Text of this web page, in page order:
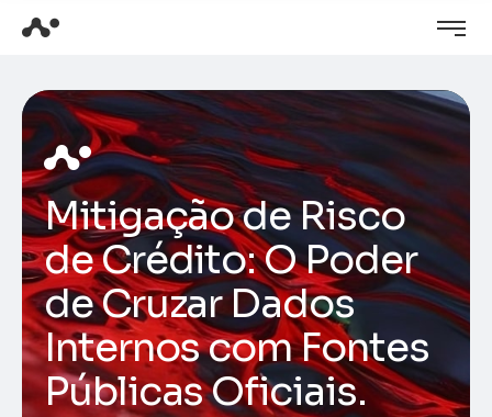
Mitigação de Risco
de Crédito: O Poder
de Cruzar Dados
Internos com Fontes
Públicas Oficiais.